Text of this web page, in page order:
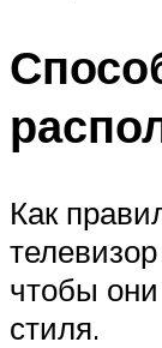
Как
чтобы
стиля.